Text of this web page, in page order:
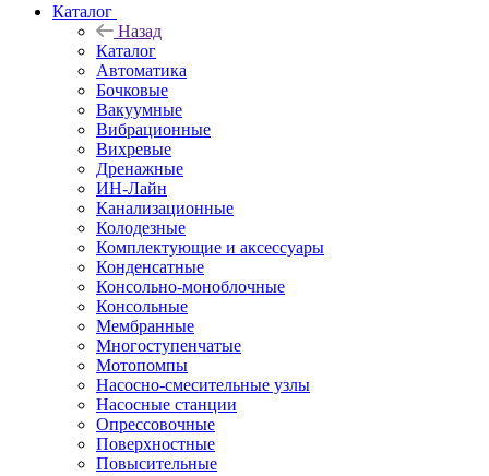
Каталог
Назад
Каталог
Автоматика
Бочковые
Вакуумные
Вибрационные
Вихревые
Дренажные
ИН-Лайн
Канализационные
Колодезные
Комплектующие и аксессуары
Конденсатные
Консольно-моноблочные
Консольные
Мембранные
Многоступенчатые
Мотопомпы
Насосно-смесительные узлы
Насосные станции
Опрессовочные
Поверхностные
Повысительные